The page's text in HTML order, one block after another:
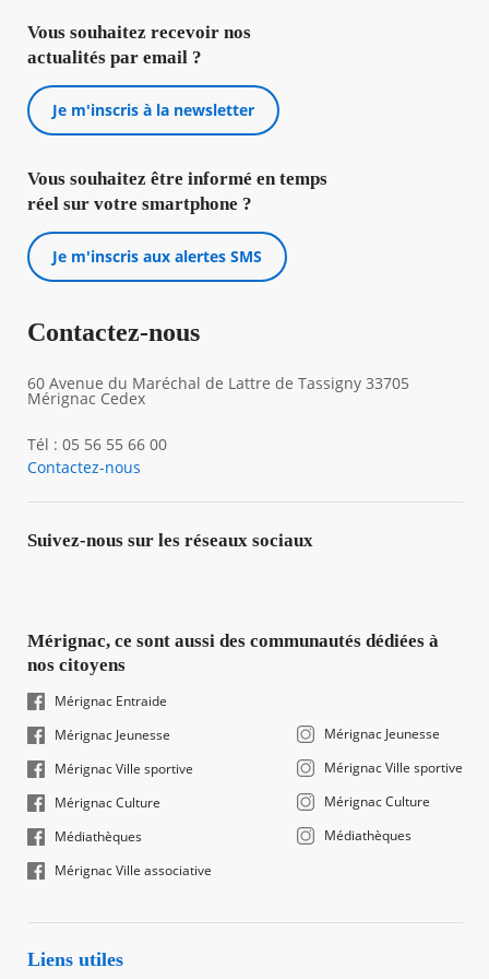
Vous souhaitez recevoir nos
actualités par email ?
Je m'inscris à la newsletter
Vous souhaitez être informé en temps
réel sur votre smartphone ?
Je m'inscris aux alertes SMS
Contactez-nous
60 Avenue du Maréchal de Lattre de Tassigny 33705
Mérignac Cedex
Tél : 05 56 55 66 00
Contactez-nous
Suivez-nous sur les réseaux sociaux
Mérignac, ce sont aussi des communautés dédiées à
nos citoyens
Mérignac Entraide
Mérignac Jeunesse
Mérignac Ville sportive
Mérignac Culture
Médiathèques
Mérignac Ville associative
Mérignac Jeunesse
Mérignac Ville sportive
Mérignac Culture
Médiathèques
Liens utiles